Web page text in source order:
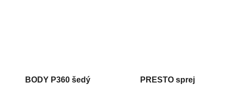
BODY P360 šedý
PRESTO sprej